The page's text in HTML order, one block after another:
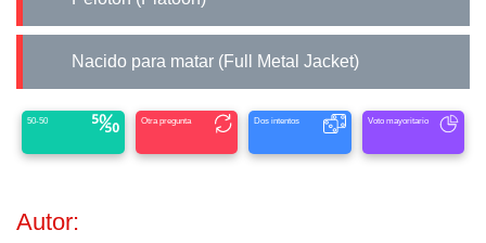
Nacido para matar (Full Metal Jacket)
50-50 Otra pregunta Dos intentos Voto mayoritario
Autor: